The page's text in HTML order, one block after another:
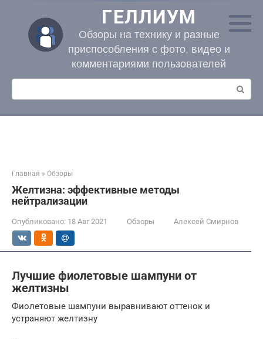
контенту
ГЕЛЛИУМ
Обзоры на технику и разные
приспособления с фото, видео и
комментариями пользователей
Поиск:
Главная » Обзоры
Желтизна: эффективные методы
нейтрализации
Опубликовано: 18 Авг 2021 Обзоры Алексей Смирнов
Лучшие фиолетовые шампуни от
желтизны
Фиолетовые шампуни выравнивают оттенок и
устраняют желтизну